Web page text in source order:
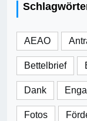
AEAO
Bettelbrief
Dank
Fotos